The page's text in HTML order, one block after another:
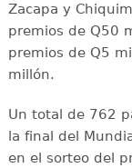
Zacapa y
premios de Q50
premios de Q5
millón.
Un total de 762
la final del
en el sorteo del